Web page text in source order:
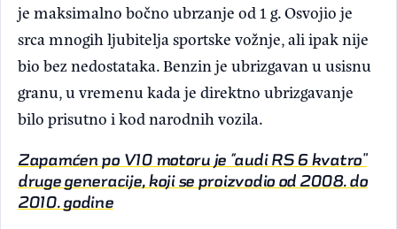
je maksimalno bočno ubrzanje od 1 g. Osvojio je
srca mnogih ljubitelja sportske vožnje, ali ipak nije
bio bez nedostataka. Benzin je ubrizgavan u usisnu
granu, u vremenu kada je direktno ubrizgavanje
bilo prisutno i kod narodnih vozila.
Zapamćen po V10 motoru je “audi RS 6 kvatro"
druge generacije, koji se proizvodio od 2008. do
2010. godine